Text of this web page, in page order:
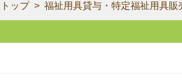
ップ 福祉用具貸与・特定福祉用具販